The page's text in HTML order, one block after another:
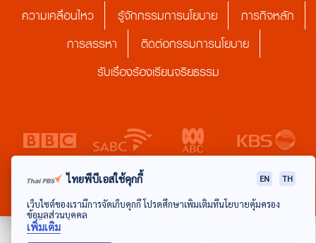
ความเคลื่อนไหว รู้จักกรรมการนโยบาย
ภารกิจหลัก
การสรรหา
ติดต่อกรรมการนโยบาย
รับเรื่องร้องเรียนจริยธรรม
ไทยพีบีเอสใช้คุกกี้ EN TH
เว็บไซต์ของเรามีการจัดเก็บคุกกี้ โปรดศึกษาเพิ่มเติมที่นโยบายคุ้มครอง
ข้อมูลส่วนบุคคล
เพิ่มเติม